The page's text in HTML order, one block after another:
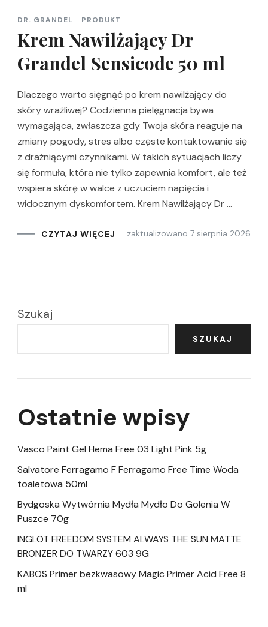
DR. GRANDEL PRODUKT
Krem Nawilżający Dr
Grandel Sensicode 50 ml
Dlaczego warto sięgnąć po krem nawilżający do
skóry wrażliwej? Codzienna pielęgnacja bywa
wymagająca, zwłaszcza gdy Twoja skóra reaguje na
zmiany pogody, stres albo częste kontaktowanie się
z drażniącymi czynnikami. W takich sytuacjach liczy
się formuła, która nie tylko zapewnia komfort, ale też
wspiera skórę w walce z uczuciem napięcia i
widocznym dyskomfortem. Krem Nawilżający Dr …
CZYTAJ WIĘCEJ zaktualizowano 7 sierpnia 2026
Szukaj
SZUKAJ
Ostatnie wpisy
Vasco Paint Gel Hema Free 03 Light Pink 5g
Salvatore Ferragamo F Ferragamo Free Time Woda
toaletowa 50ml
Bydgoska Wytwórnia Mydła Mydło Do Golenia W
Puszce 70g
INGLOT FREEDOM SYSTEM ALWAYS THE SUN MATTE
BRONZER DO TWARZY 603 9G
KABOS Primer bezkwasowy Magic Primer Acid Free 8
ml